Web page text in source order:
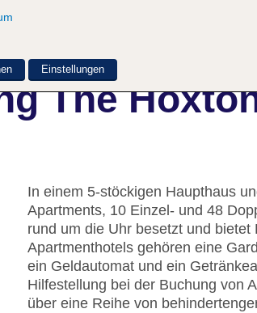
The
In einem 5-stöckigen Haupthaus
Apartments, 10 Einzel- und 48
rund um die Uhr besetzt und
Apartmenthotels gehören eine
ein Geldautomat und ein
Hilfestellung bei der Buchung von
über eine Reihe von
Einstellungen